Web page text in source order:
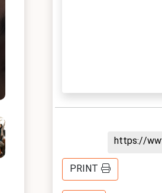
https://
PRINT